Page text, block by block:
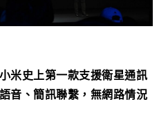
米史上第一款支援衛星通訊
音、簡訊聯繫，無網路情況